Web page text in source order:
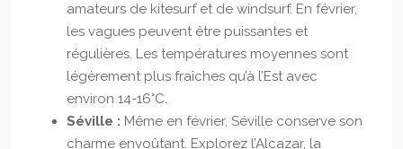
amateurs de kitesurf et de windsurf. En février,
les vagues peuvent être puissantes et
régulières. Les températures moyennes sont
légèrement plus fraîches qu’à l’Est avec
environ 14-16°C.
Séville : Même en février, Séville conserve son
charme envoûtant. Explorez l’Alcazar, la